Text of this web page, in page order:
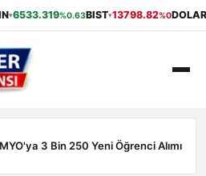
▾6533.319%0.63BIST▾13798.82%0DOLAR
3 Bin 250 Yeni Öğrenci Alımı